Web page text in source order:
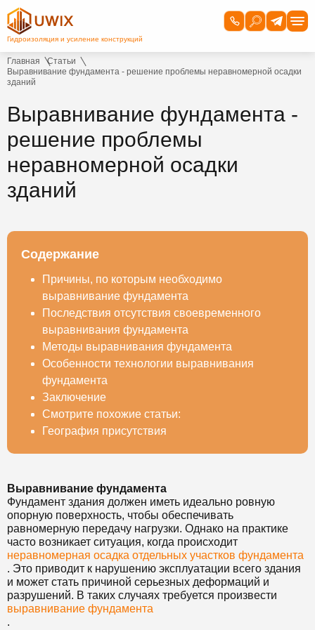
Главная
Статьи
Выравнивание фундамента - решение проблемы неравномерной осадки
зданий
Выравнивание фундамента -
решение проблемы
неравномерной осадки
зданий
Содержание
Причины, по которым необходимо
выравнивание фундамента
Последствия отсутствия своевременного
выравнивания фундамента
Методы выравнивания фундамента
Особенности технологии выравнивания
фундамента
Заключение
Смотрите похожие статьи:
География присутствия
Выравнивание фундамента
Фундамент здания должен иметь идеально ровную
опорную поверхность, чтобы обеспечивать
равномерную передачу нагрузки. Однако на практике
часто возникает ситуация, когда происходит
неравномерная осадка отдельных участков фундамента
. Это приводит к нарушению эксплуатации всего здания
и может стать причиной серьезных деформаций и
разрушений. В таких случаях требуется произвести
выравнивание фундамента
.